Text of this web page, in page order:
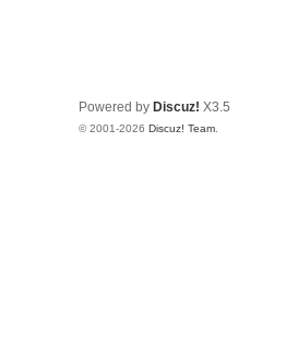
Powered by Discuz! X3.5
© 2001-2026 Discuz! Team